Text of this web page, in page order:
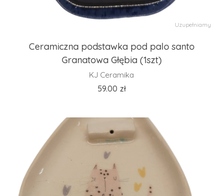
Uzupełniamy
Ceramiczna podstawka pod palo santo
Granatowa Głębia (1szt)
KJ Ceramika
59.00 zł